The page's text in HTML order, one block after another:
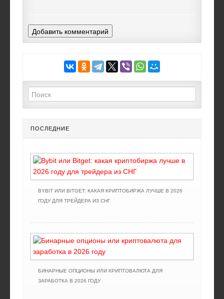
Добавить комментарий
ПОСЛЕДНИЕ
BYBIT ИЛИ BITGET: КАКАЯ КРИПТОБИРЖА ЛУЧШЕ В 2026
ГОДУ ДЛЯ ТРЕЙДЕРА ИЗ СНГ
БИНАРНЫЕ ОПЦИОНЫ ИЛИ КРИПТОВАЛЮТА ДЛЯ
ЗАРАБОТКА В 2026 ГОДУ